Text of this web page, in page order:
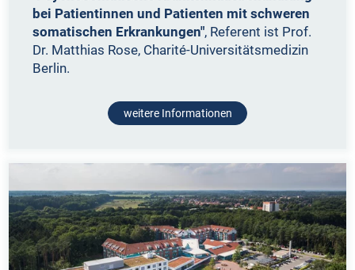
bei Patientinnen und Patienten mit schweren
somatischen Erkrankungen", Referent ist Prof.
Dr. Matthias Rose, Charité-Universitätsmedizin
Berlin.
weitere Informationen